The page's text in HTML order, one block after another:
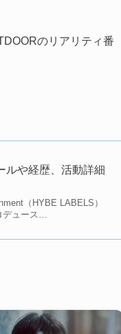
のリアリティ番
ルや経歴、活動詳細
（HYBE LABELS）
デュース…